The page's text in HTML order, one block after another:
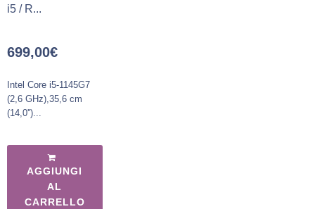
i5 / R...
699,00€
Intel Core i5-1145G7
(2,6 GHz),35,6 cm
(14,0'')...
AGGIUNGI
AL
CARRELLO